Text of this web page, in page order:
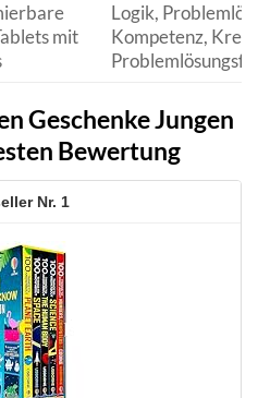
mit
Logik,
Kompetenz,
Geschenke Jungen
Bewertung
1